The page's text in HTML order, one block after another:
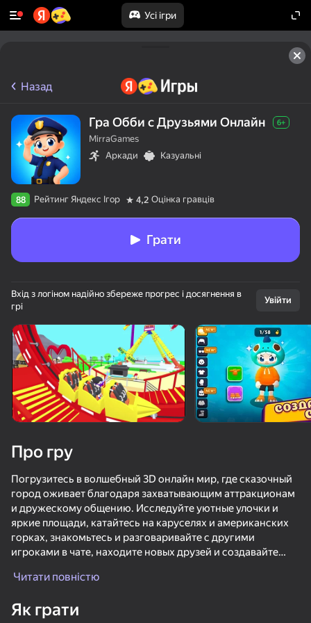
Усі ігри
Поверніть пристрій
Гра працює тільки в горизонтальній
орієнтації
Импостер 3D онлайн хоррор
Завантаження
Назад
Гра Обби с Друзьями Онлайн 6+
MirraGames
Аркади
Казуальні
88 Рейтинг Яндекс Ігор 4,2 Оцінка гравців
Грати
Вхід з логіном надійно збереже прогрес і досягнення в
грі
Увійти
Про гру
Погрузитесь в волшебный 3D онлайн мир, где сказочный
город оживает благодаря захватывающим аттракционам
и дружескому общению. Исследуйте уютные улочки и
яркие площади, катайтесь на каруселях и американских
горках, знакомьтесь и разговаривайте с другими
игроками в чате, находите новых друзей и создавайте
уникальные скины, сменяйте прически и одежду,
Читати повністю
Як грати